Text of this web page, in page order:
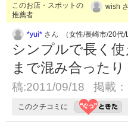
このお店・スポットの
推薦者
wish
*yui* さん （女性/長崎市/20代/
シンプルで長く
まで混み合った
稿:2011/09/18 掲載：
このクチコミに